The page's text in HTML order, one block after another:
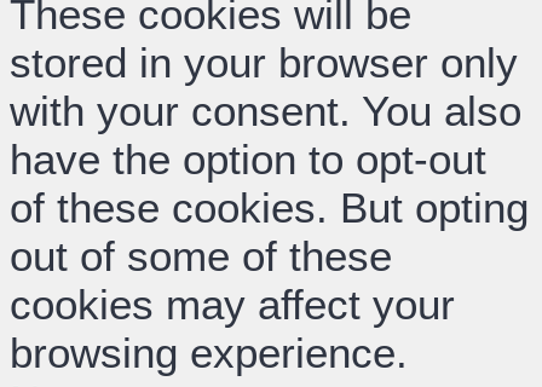
These cookies will be
stored in your browser only
with your consent. You also
have the option to opt-out
of these cookies. But opting
out of some of these
cookies may affect your
browsing experience.